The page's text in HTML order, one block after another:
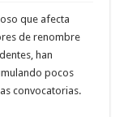
que afecta
de renombre
han
pocos
convocatorias.